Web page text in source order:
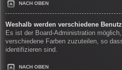
NACH OBEN
Weshalb werden verschiedene
Es ist der Board-Administration
verschiedene Farben zuzuteilen, so
identifizieren sind.
NACH OBEN